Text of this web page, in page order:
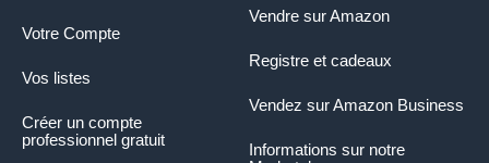
Vendre sur Amazon
Registre et cadeaux
Vendez sur Amazon Business
Informations sur notre
Votre Compte
Vos listes
Créer un compte
professionnel gratuit